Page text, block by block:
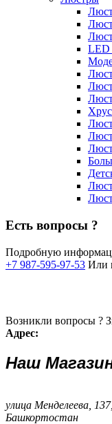
LED
Есть вопросы ?
Подробную
+7 987-595-97-53 Или
Возникли вопросы ?
Адрес:
Наш
улица Менделеева,
Башкортостан